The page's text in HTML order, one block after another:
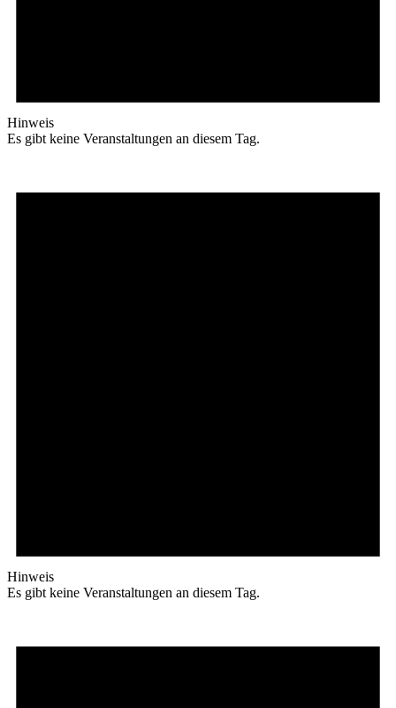
Hinweis
Es gibt keine Veranstaltungen an diesem Tag.
Hinweis
Es gibt keine Veranstaltungen an diesem Tag.